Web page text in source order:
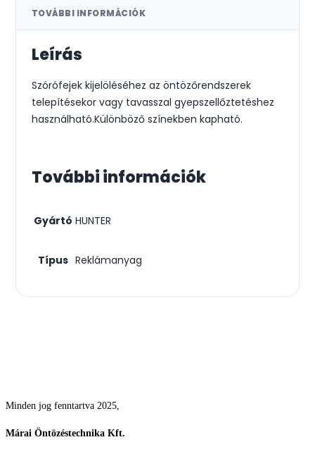
TOVÁBBI INFORMÁCIÓK
Leírás
Szórófejek kijelöléséhez az öntözőrendszerek
telepítésekor vagy tavasszal gyepszellőztetéshez
használható.Különböző színekben kapható.
További információk
Gyártó HUNTER
Típus Reklámanyag
Minden jog fenntartva 2025,
Márai Öntözéstechnika Kft.